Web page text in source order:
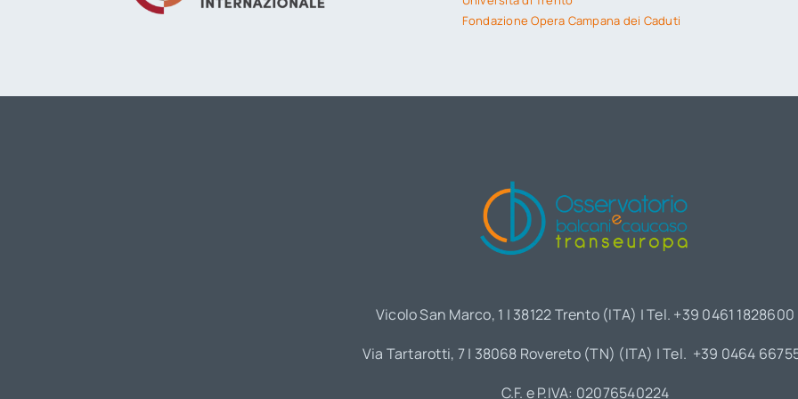
Fondazione Opera Campana dei Caduti
Vicolo San Marco, 1 | 38122 Trento (ITA) | Tel. +39 0461 1828600
Via Tartarotti, 7 | 38068 Rovereto (TN) (ITA) | Tel. +39 0464
C.F. e P.IVA: 02076540224